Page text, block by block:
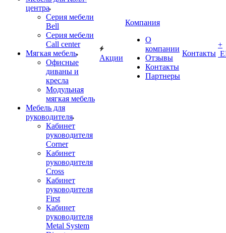
центра
Серия мебели
Bell
Серия мебели
Call center
Мягкая мебель
Офисные
диваны и
кресла
Модульная
мягкая мебель
Мебель для
руководителя
Кабинет
руководителя
Corner
Кабинет
руководителя
Cross
Кабинет
руководителя
First
Кабинет
руководителя
Metal System
Акции
Компания
О
компании
Отзывы
Контакты
Партнеры
Контакты
+